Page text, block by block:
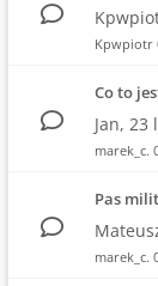
Kpwpiotr
Co to
Jan, 23
marek_c.
Pas
marek_c.